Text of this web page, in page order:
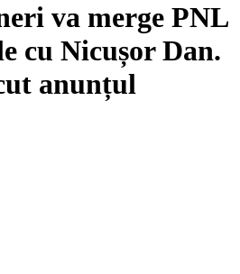
va merge PNL
cu Nicușor Dan.
anunțul